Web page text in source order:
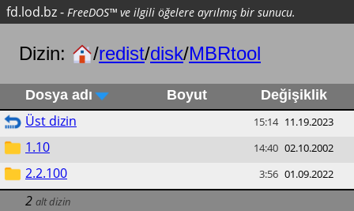
fd.lod.bz- FreeDOS™ ve ilgili öğelere ayrılmış bir sunucu.
Dizin: /redist/disk/MBRtool
Dosya adı Boyut Değişiklik
Üst dizin 15:14 11.19.2023
1.10 14:40 02.10.2002
2.2.100 3:56 01.09.2022
2 alt dizin